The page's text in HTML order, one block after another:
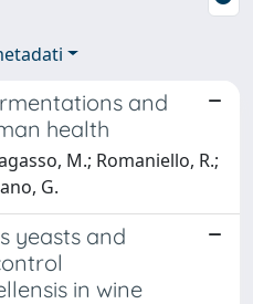
and
health
M.; Romaniello, R.;
G.
yeasts and
in wine